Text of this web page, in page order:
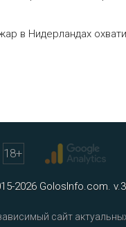
в Нидерландах
18+
2026 GolosInfo.com.
сайт